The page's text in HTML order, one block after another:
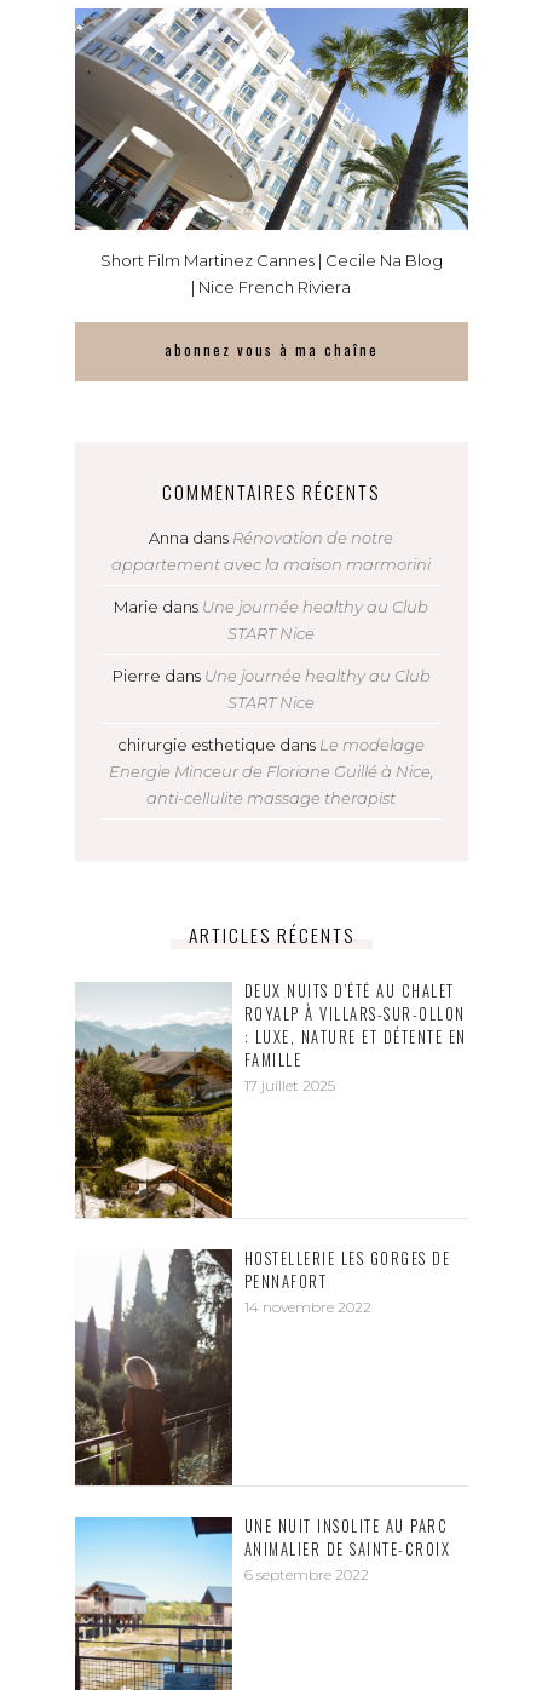
Short Film Martinez Cannes | Cecile Na Blog
| Nice French Riviera
abonnez vous à ma chaîne
COMMENTAIRES RÉCENTS
Anna dans Rénovation de notre
appartement avec la maison marmorini
Marie dans Une journée healthy au Club
START Nice
Pierre dans Une journée healthy au Club
START Nice
chirurgie esthetique dans Le modelage
Energie Minceur de Floriane Guillé à Nice,
anti-cellulite massage therapist
ARTICLES RÉCENTS
DEUX NUITS D’ÉTÉ AU CHALET
ROYALP À VILLARS-SUR-OLLON
: LUXE, NATURE ET DÉTENTE EN
FAMILLE
17 juillet 2025
HOSTELLERIE LES GORGES DE
PENNAFORT
14 novembre 2022
UNE NUIT INSOLITE AU PARC
ANIMALIER DE SAINTE-CROIX
6 septembre 2022